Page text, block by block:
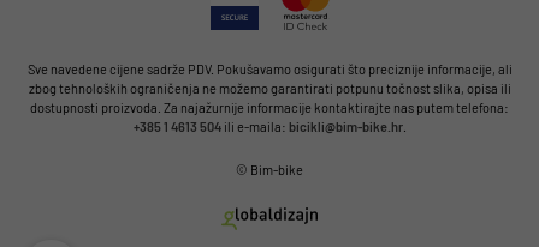
Sve navedene cijene sadrže PDV. Pokušavamo osigurati što preciznije informacije, ali
zbog tehnoloških ograničenja ne možemo garantirati potpunu točnost slika, opisa ili
dostupnosti proizvoda. Za najažurnije informacije kontaktirajte nas putem telefona:
+385 1 4613 504ili e-maila: bicikli@bim-bike.hr.
© Bim-bike